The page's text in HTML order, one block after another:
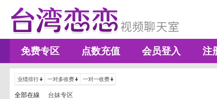
免费专区 点数充值 会员登入 注
业绩排行 一对多收费 一对一收费
全部在線 台妹专区